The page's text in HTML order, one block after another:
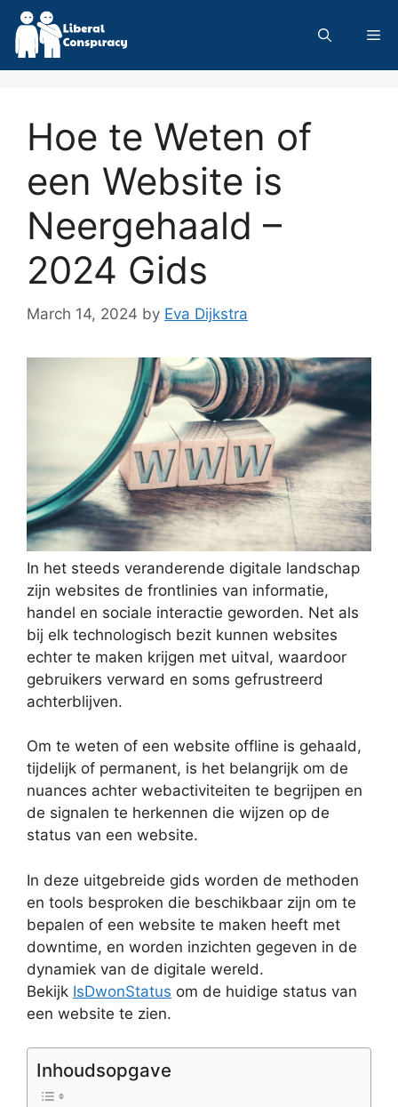
Skip
content
Hoe te Weten of
een Website is
Neergehaald –
2024 Gids
March 14, 2024 by Eva Dijkstra
In het steeds veranderende digitale landschap
zijn websites de frontlinies van informatie,
handel en sociale interactie geworden. Net als
bij elk technologisch bezit kunnen websites
echter te maken krijgen met uitval, waardoor
gebruikers verward en soms gefrustreerd
achterblijven.
Om te weten of een website offline is gehaald,
tijdelijk of permanent, is het belangrijk om de
nuances achter webactiviteiten te begrijpen en
de signalen te herkennen die wijzen op de
status van een website.
In deze uitgebreide gids worden de methoden
en tools besproken die beschikbaar zijn om te
bepalen of een website te maken heeft met
downtime, en worden inzichten gegeven in de
dynamiek van de digitale wereld.
Bekijk IsDwonStatus om de huidige status van
een website te zien.
Inhoudsopgave